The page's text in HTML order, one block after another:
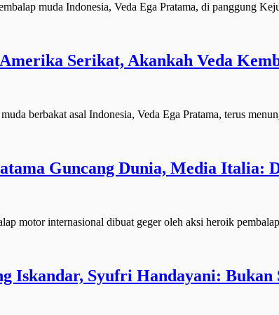
muda Indonesia, Veda Ega Pratama, di panggung
Serikat, Akankah Veda
berbakat asal Indonesia, Veda Ega Pratama, terus
Guncang Dunia, Media Italia:
internasional dibuat geger oleh aksi heroik
Iskandar, Syufri Handayani: Bukan